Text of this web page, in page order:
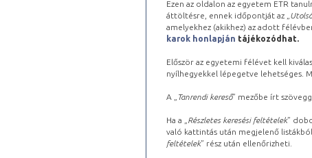
Ezen az oldalon az egyetem ETR
áttöltésre, ennek időpontját az „
amelyekhez (akikhez) az adott
karok honlapján tájékozódhat.
Először az egyetemi félévet kell
nyílhegyekkel lépegetve lehetséges.
A „ Tanrendi kereső” mezőbe írt
Ha a „ Részletes keresési feltételek”
való kattintás után megjelenő
feltételek” rész után ellenőrizheti.